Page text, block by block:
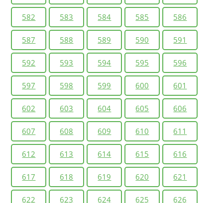
582 583 584 585 586
587 588 589 590 591
592 593 594 595 596
597 598 599 600 601
602 603 604 605 606
607 608 609 610 611
612 613 614 615 616
617 618 619 620 621
622 623 624 625 626